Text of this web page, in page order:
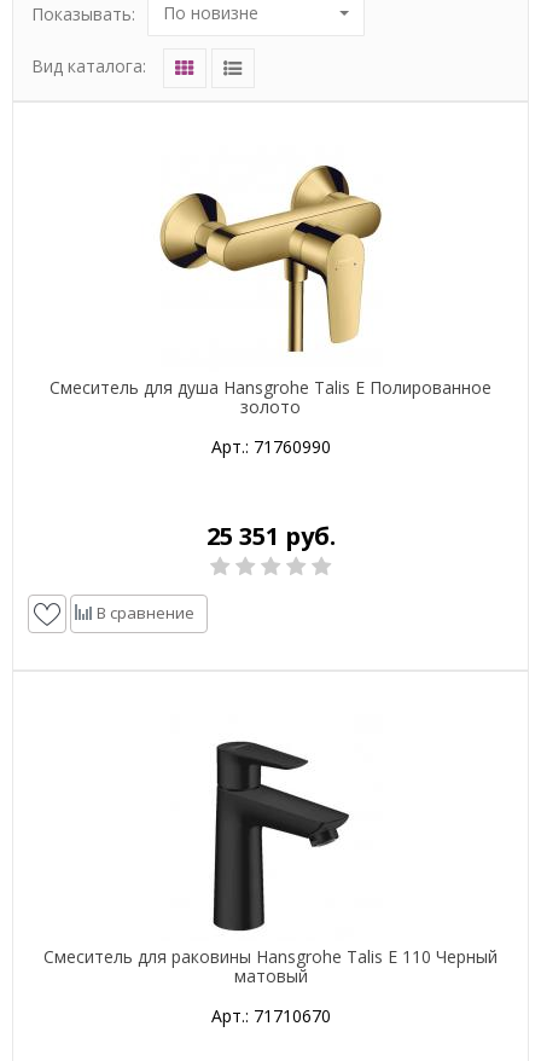
Показывать: По новизне
Вид каталога:
Смеситель для душа Hansgrohe Talis E Полированное
золото
Арт.: 71760990
25 351 руб.
В сравнение
Смеситель для раковины Hansgrohe Talis E 110 Черный
матовый
Арт.: 71710670